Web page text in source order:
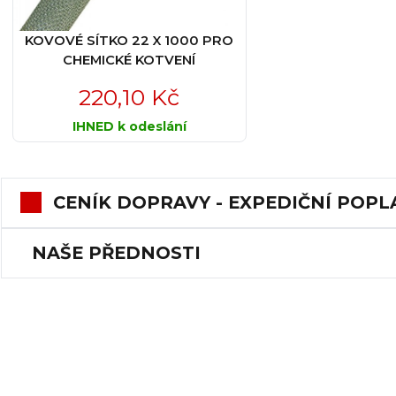
KOVOVÉ SÍTKO 22 X 1000 PRO
CHEMICKÉ KOTVENÍ
220,10 Kč
IHNED k odeslání
CENÍK DOPRAVY - EXPEDIČNÍ
NAŠE PŘEDNOSTI